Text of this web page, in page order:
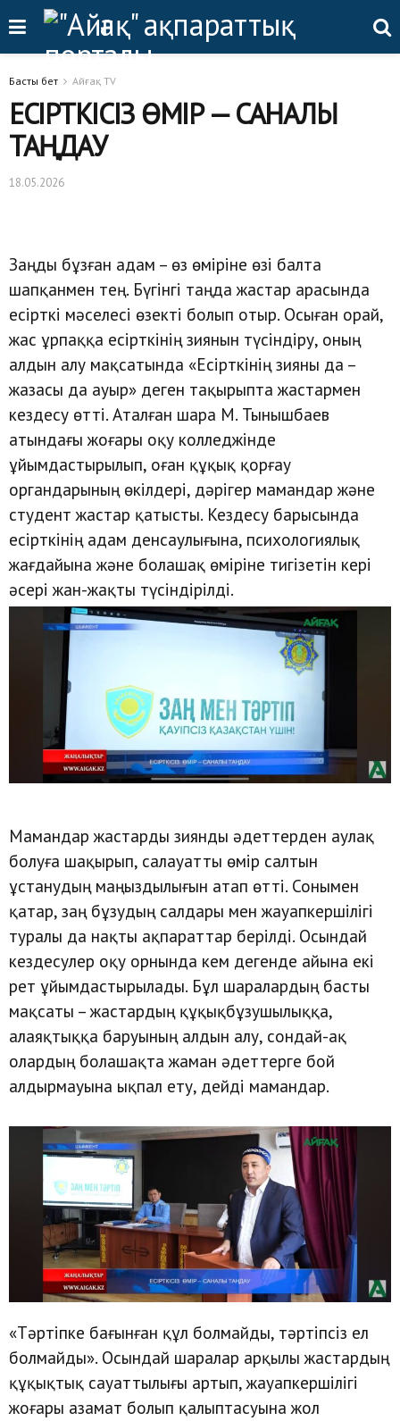
Басты бет Айғақ TV
ЕСІРТКІСІЗ ӨМІР — САНАЛЫ
ТАҢДАУ
18.05.2026
Заңды бұзған адам – өз өміріне өзі балта
шапқанмен тең. Бүгінгі таңда жастар арасында
есірткі мәселесі өзекті болып отыр. Осыған орай,
жас ұрпаққа есірткінің зиянын түсіндіру, оның
алдын алу мақсатында «Есірткінің зияны да –
жазасы да ауыр» деген тақырыпта жастармен
кездесу өтті. Аталған шара М. Тынышбаев
атындағы жоғары оқу колледжінде
ұйымдастырылып, оған құқық қорғау
органдарының өкілдері, дәрігер мамандар және
студент жастар қатысты. Кездесу барысында
есірткінің адам денсаулығына, психологиялық
жағдайына және болашақ өміріне тигізетін кері
әсері жан-жақты түсіндірілді.
Мамандар жастарды зиянды әдеттерден аулақ
болуға шақырып, салауатты өмір салтын
ұстанудың маңыздылығын атап өтті. Сонымен
қатар, заң бұзудың салдары мен жауапкершілігі
туралы да нақты ақпараттар берілді. Осындай
кездесулер оқу орнында кем дегенде айына екі
рет ұйымдастырылады. Бұл шаралардың басты
мақсаты – жастардың құқықбұзушылыққа,
алаяқтыққа баруының алдын алу, сондай-ақ
олардың болашақта жаман әдеттерге бой
алдырмауына ықпал ету, дейді мамандар.
«Тәртіпке бағынған құл болмайды, тәртіпсіз ел
болмайды». Осындай шаралар арқылы жастардың
құқықтық сауаттылығы артып, жауапкершілігі
жоғары азамат болып қалыптасуына жол